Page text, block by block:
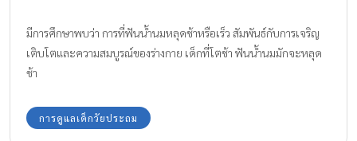
มีการศึกษาพบว่า การที่ฟันน้ำนมหลุดช้าหรือเร็ว สัมพันธ์กับการเจริญ
เติบโตและความสมบูรณ์ของร่างกาย เด็กที่โตช้า ฟันน้ำนมมักจะหลุด
ช้า
การดูแลเด็กวัยประถม